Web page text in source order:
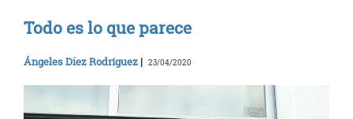
Todo es lo que parece
Ángeles Diez Rodríguez | 23/04/2020